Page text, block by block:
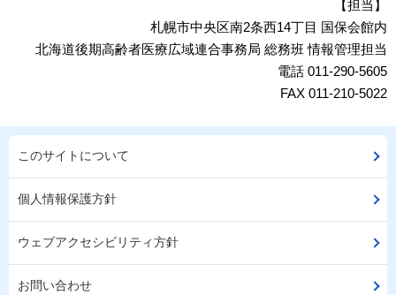
【担当】
札幌市中央区南2条西14丁目 国保会館内
北海道後期高齢者医療広域連合事務局 総務班 情報管理担当
電話 011-290-5605
FAX 011-210-5022
このサイトについて
個人情報保護方針
ウェブアクセシビリティ方針
お問い合わせ